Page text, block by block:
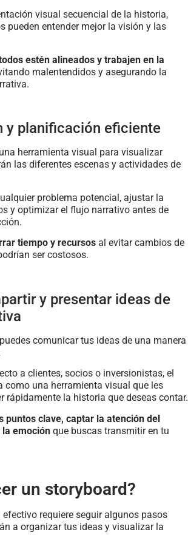
visual secuencial de la historia,
pueden entender mejor la visión y las
estén alineados y trabajen en la
malentendidos y asegurando la
y planificación eficiente
herramienta visual para visualizar
las diferentes escenas y actividades de
problema potencial, ajustar la
y optimizar el flujo narrativo antes de
tiempo y recursos al evitar cambios de
ser costosos.
y presentar ideas de
comunicar tus ideas de una manera
a clientes, socios o inversionistas, el
como una herramienta visual que les
rápidamente la historia que deseas contar.
puntos clave, captar la atención del
emoción que buscas transmitir en tu
un storyboard?
efectivo requiere seguir algunos pasos
a organizar tus ideas y visualizar la